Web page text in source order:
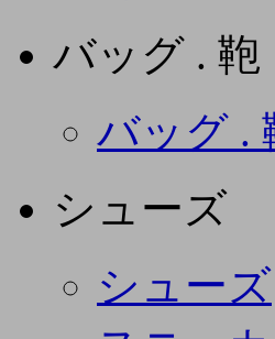
バッグ . 鞄
バッグ .
シューズ
シューズ